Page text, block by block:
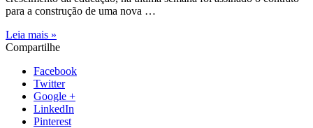
para a construção de uma nova …
Leia mais »
Compartilhe
Facebook
Twitter
Google +
LinkedIn
Pinterest